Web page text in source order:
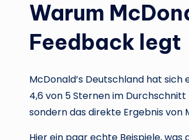
Warum
Feedback legt
McDonald’s Deutschland hat sich
4,6 von 5 Sternen im Durchschnitt
sondern das direkte Ergebnis von